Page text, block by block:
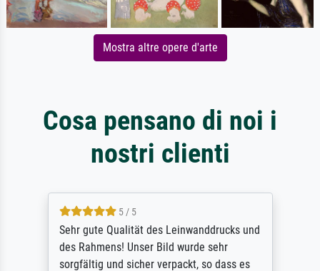
Mostra altre opere d'arte
Cosa pensano di noi i
nostri clienti
5 / 5
Sehr gute Qualität des Leinwanddrucks und
des Rahmens! Unser Bild wurde sehr
sorgfältig und sicher verpackt, so dass es